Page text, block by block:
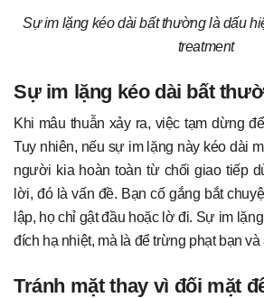
Sự im lặng kéo dài bất thường là dấu
treatment
Sự im lặng kéo dài bất
Khi mâu thuẫn xảy ra, việc tạm dừng
Tuy nhiên, nếu sự im lặng này kéo dài
người kia hoàn toàn từ chối giao tiếp
lời, đó là vấn đề. Bạn cố gắng bắt
lập, họ chỉ gật đầu hoặc lờ đi. Sự im
đích hạ nhiệt, mà là để trừng phạt bạn
Tránh mặt thay vì đối mặt